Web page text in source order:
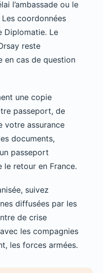
l’ambassade ou le
coordonnées
Diplomatie. Le
reste
en cas de question
une copie
passeport, de
votre assurance
documents,
passeport
retour en France.
suivez
diffusées par les
de crise
les compagnies
les forces armées.